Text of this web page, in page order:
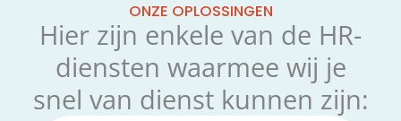
ONZE OPLOSSINGEN
Hier zijn enkele van de HR-
diensten waarmee wij je
snel van dienst kunnen zijn: